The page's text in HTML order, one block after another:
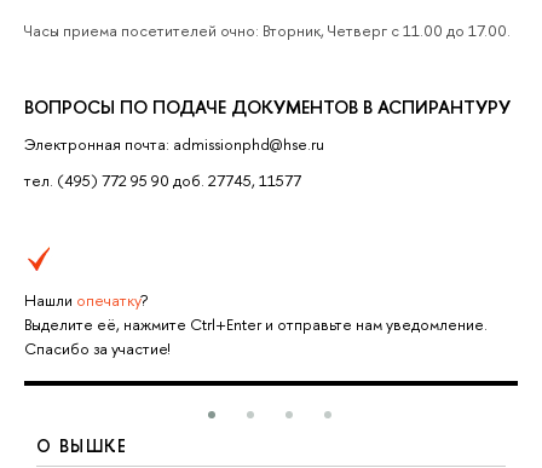
Часы приема посетителей очно: Вторник, Четверг с 11.00 до 17.00.
ВОПРОСЫ ПО ПОДАЧЕ ДОКУМЕНТОВ В АСПИРАНТУРУ
Электронная почта: admissionphd@hse.ru
тел. (495) 772 95 90 доб. 27745, 11577
Нашли опечатку?
Выделите её, нажмите Ctrl+Enter и отправьте нам уведомление.
Спасибо за участие!
О ВЫШКЕ